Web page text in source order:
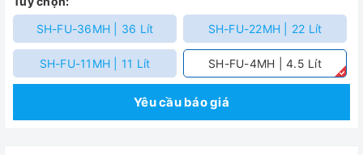
SH-FU-36MH | 36 Lít
SH-FU-22MH | 22 Lít
SH-FU-11MH | 11 Lít SH-FU-4MH | 4.5 Lít
Yêu cầu báo giá